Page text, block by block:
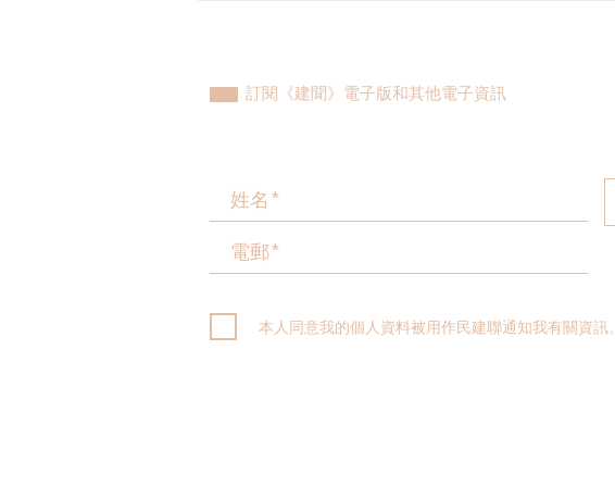
訂閱《建聞》電子版和其他電子資訊
本人同意我的個人資料被用作民建聯通知我有關資訊。